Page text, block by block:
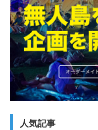
人気記事